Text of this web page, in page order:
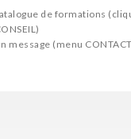
de formations
message (menu